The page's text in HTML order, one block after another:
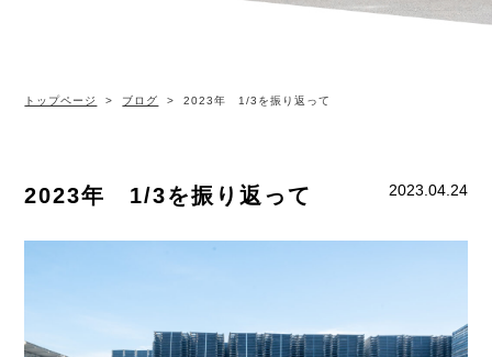
トップページ ブログ 2023年 1/3を振り返って
2023年 1/3を振り返って 2023.04.24